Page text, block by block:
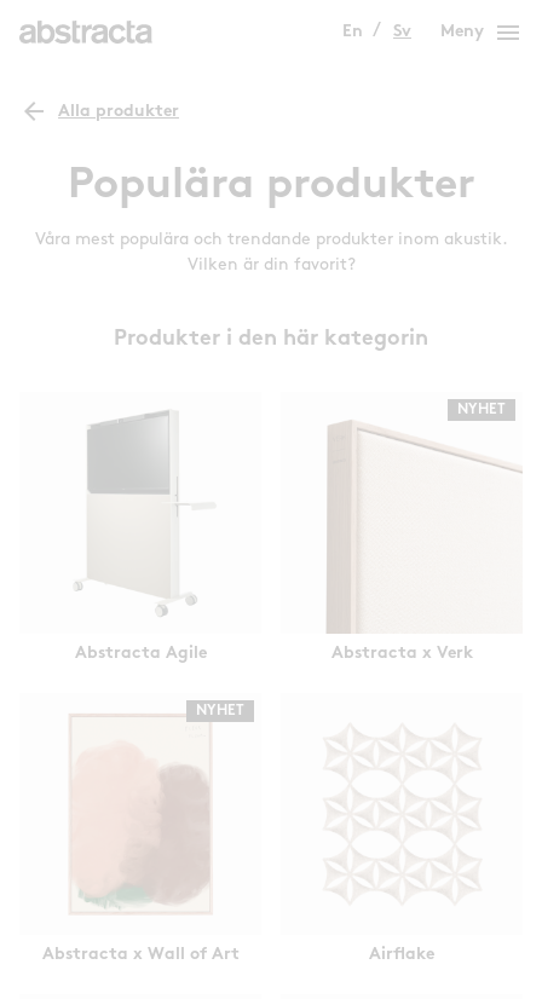
En Sv Meny menu
arrow_back Alla produkter
Populära produkter
Våra mest populära och trendande produkter inom akustik.
Vilken är din favorit?
Produkter i den här kategorin
Abstracta Agile
NYHET
Abstracta x Verk
NYHET
Abstracta x Wall of Art Airflake